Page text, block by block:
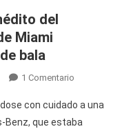
del
Miami
bala
1 ComentarioEn
Impactante
Video
con cuidado a una
Benz, que estaba